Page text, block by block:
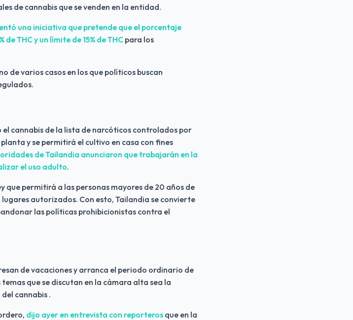
de cannabis que se venden en la entidad.
una iniciativa que pretende que el porcentaje
THC y un límite de 15% de THC para los
de varios casos en los que políticos buscan
cannabis de la lista de narcóticos controlados por
y se permitirá el cultivo en casa con fines
de Tailandia anunciaron que trabajarán en la
el uso adulto.
que permitirá a las personas mayores de 20 años de
autorizados. Con esto, Tailandia se convierte
las políticas prohibicionistas contra el
de vacaciones y arranca el periodo ordinario de
que se discutan en la cámara alta sea la
cannabis .
dijo ayer en entrevista con reporteros que en la